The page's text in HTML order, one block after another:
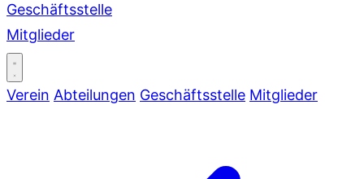
Geschäftsstelle
Mitglieder
Verein Abteilungen Geschäftsstelle Mitglieder